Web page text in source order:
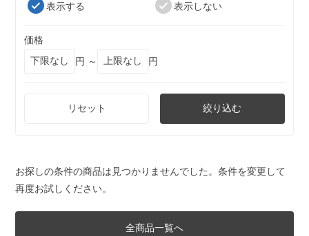
表示する
表示しない
価格
円 ～
円
リセット 絞り込む
お探しの条件の商品は見つかりませんでした。条件を変更して
再度お試しください。
全商品一覧へ